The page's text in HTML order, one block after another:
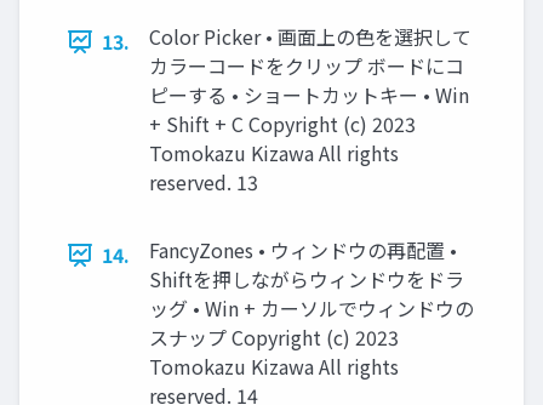
13.
Color Picker • 画面上の色を選択して
カラーコードをクリップ ボードにコ
ピーする • ショートカットキー • Win
+ Shift + C Copyright (c) 2023
Tomokazu Kizawa All rights
reserved. 13
14.
FancyZones • ウィンドウの再配置 •
Shiftを押しながらウィンドウをドラ
ッグ • Win + カーソルでウィンドウの
スナップ Copyright (c) 2023
Tomokazu Kizawa All rights
reserved. 14